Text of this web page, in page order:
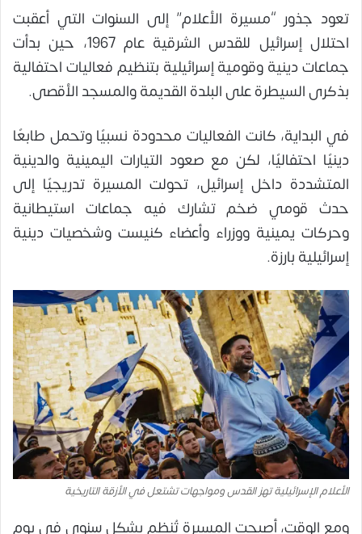
تعود جذور “مسيرة الأعلام” إلى السنوات التي أعقبت
احتلال إسرائيل للقدس الشرقية عام 1967، حين بدأت
جماعات دينية وقومية إسرائيلية بتنظيم فعاليات احتفالية
بذكرى السيطرة على البلدة القديمة والمسجد الأقصى.
في البداية، كانت الفعاليات محدودة نسبيًا وتحمل طابعًا
دينيًا احتفاليًا، لكن مع صعود التيارات اليمينية والدينية
المتشددة داخل إسرائيل، تحولت المسيرة تدريجيًا إلى
حدث قومي ضخم تشارك فيه جماعات استيطانية
وحركات يمينية ووزراء وأعضاء كنيست وشخصيات دينية
إسرائيلية بارزة.
الأعلام الإسرائيلية تهز القدس ومواجهات تشتعل في الأزقة التاريخية
ومع الوقت، أصبحت المسيرة تُنظم بشكل سنوي في يوم